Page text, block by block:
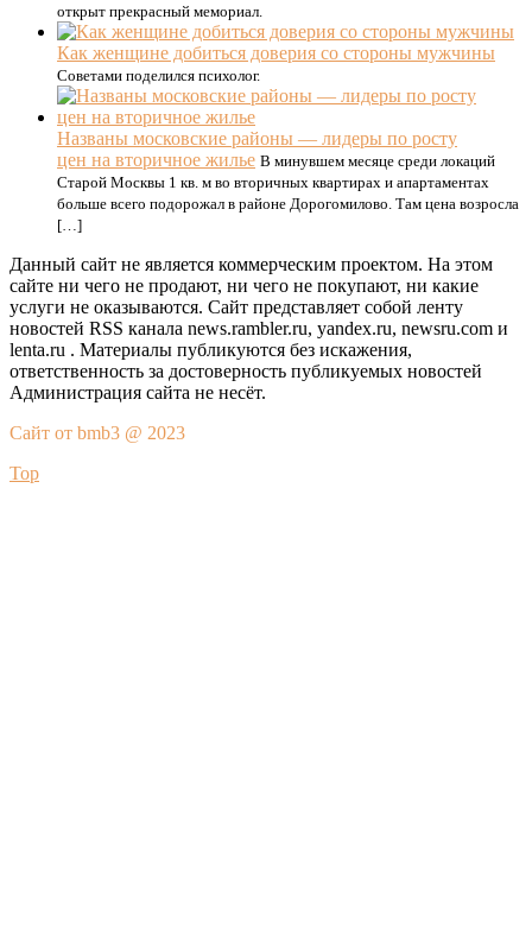
открыт прекрасный мемориал.
Как женщине добиться доверия со стороны мужчины
Советами поделился психолог.
Названы московские районы — лидеры по росту
цен на вторичное жилье В минувшем месяце среди локаций
Старой Москвы 1 кв. м во вторичных квартирах и апартаментах
больше всего подорожал в районе Дорогомилово. Там цена возросла
[…]
Данный сайт не является коммерческим проектом. На этом
сайте ни чего не продают, ни чего не покупают, ни какие
услуги не оказываются. Сайт представляет собой ленту
новостей RSS канала news.rambler.ru, yandex.ru, newsru.com и
lenta.ru . Материалы публикуются без искажения,
ответственность за достоверность публикуемых новостей
Администрация сайта не несёт.
Сайт от bmb3 @ 2023
Top